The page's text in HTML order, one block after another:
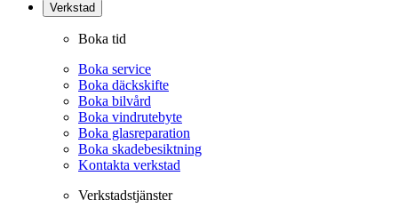
Verkstad
Boka tid
Boka service
Boka däckskifte
Boka bilvård
Boka vindrutebyte
Boka glasreparation
Boka skadebesiktning
Kontakta verkstad
Verkstadstjänster